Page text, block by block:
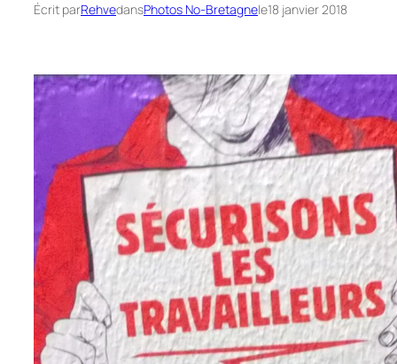
Écrit parRehvedansPhotos No-Bretagnele18 janvier 2018